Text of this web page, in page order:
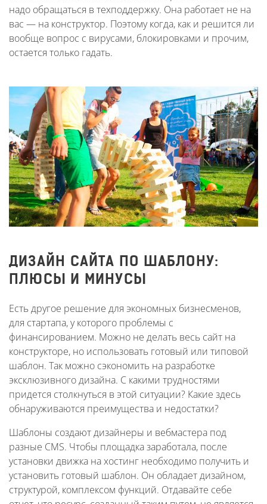
надо обращаться в техподдержку. Она работает не на
вас — на конструктор. Поэтому когда, как и решится ли
вообще вопрос с вирусами, блокировками и прочим,
остается только гадать.
ДИЗАЙН САЙТА ПО ШАБЛОНУ:
ПЛЮСЫ И МИНУСЫ
Есть другое решение для экономных бизнесменов,
для стартапа, у которого проблемы с
финансированием. Можно не делать весь сайт на
конструкторе, но использовать готовый или типовой
шаблон. Так можно сэкономить на разработке
эксклюзивного дизайна. С какими трудностями
придется столкнуться в этой ситуации? Какие здесь
обнаруживаются преимущества и недостатки?
Шаблоны создают дизайнеры и вебмастера под
разные CMS. Чтобы площадка заработала, после
установки движка на хостинг необходимо получить и
установить готовый шаблон. Он обладает дизайном,
структурой, комплексом функций. Отдавайте себе